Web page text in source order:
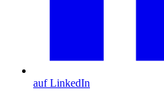
auf LinkedIn